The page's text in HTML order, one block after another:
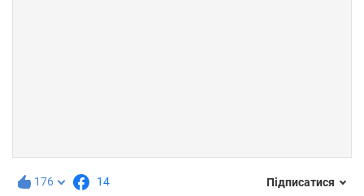
176 14 Підписатися